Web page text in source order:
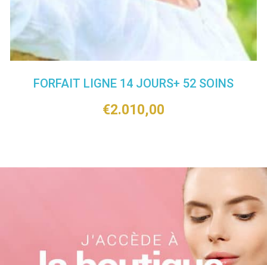
FORFAIT LIGNE 14 JOURS+ 52 SOINS
€2.010,00